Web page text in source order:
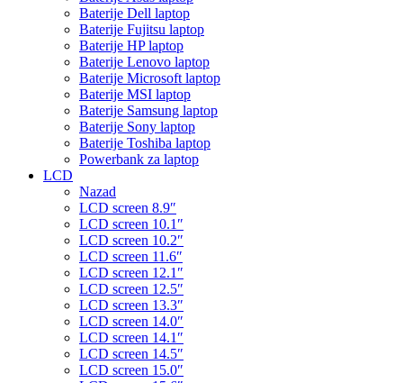
Baterije Dell laptop
Baterije Fujitsu laptop
Baterije HP laptop
Baterije Lenovo laptop
Baterije Microsoft laptop
Baterije MSI laptop
Baterije Samsung laptop
Baterije Sony laptop
Baterije Toshiba laptop
Powerbank za laptop
LCD
Nazad
LCD screen 8.9″
LCD screen 10.1″
LCD screen 10.2″
LCD screen 11.6″
LCD screen 12.1″
LCD screen 12.5″
LCD screen 13.3″
LCD screen 14.0″
LCD screen 14.1″
LCD screen 14.5″
LCD screen 15.0″